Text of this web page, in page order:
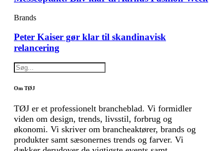
Brands
Peter Kaiser gør klar til skandinavisk
relancering
Om TØJ
TØJ er et professionelt brancheblad. Vi formidler
viden om design, trends, livsstil, forbrug og
økonomi. Vi skriver om brancheaktører, brands og
produkter samt sæsonernes trends og farver. Vi